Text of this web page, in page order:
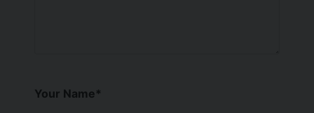
Your Name*